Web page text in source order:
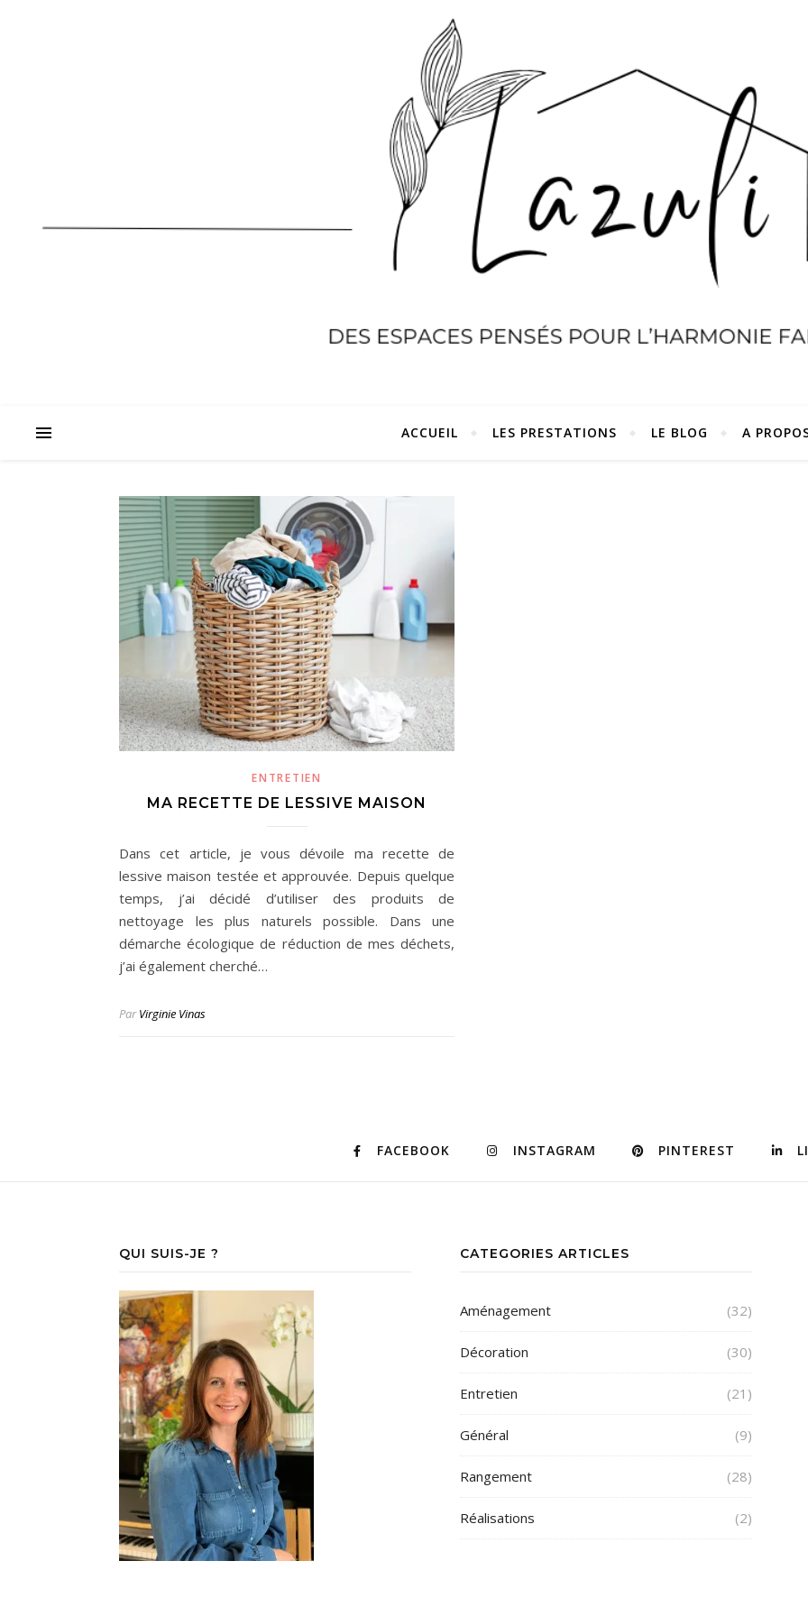
ACCUEIL LES PRESTATIONS LE BLOG A
ENTRETIEN
MA RECETTE DE LESSIVE MAISON
Dans cet article, je vous dévoile ma recette de
lessive maison testée et approuvée. Depuis quelque
temps, j’ai décidé d’utiliser des produits de
nettoyage les plus naturels possible. Dans une
démarche écologique de réduction de mes déchets,
j’ai également cherché…
ParVirginie Vinas
FACEBOOK INSTAGRAM PINTEREST
QUI SUIS-JE ? CATEGORIES ARTICLES
Aménagement (32)
Décoration (30)
Entretien (21)
Général (9)
Rangement (28)
Réalisations (2)